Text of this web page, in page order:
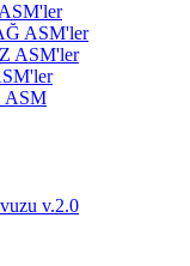
ASM'ler
ASM'ler
ASM
v.2.0